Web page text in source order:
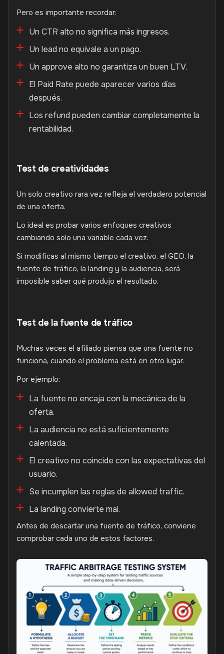
Pero es importante recordar:
Un CTR alto no significa más ingresos.
Un lead no equivale a un pago.
Un approve alto no garantiza un buen LTV.
El Paid Rate puede aparecer varios días
después.
Los refund pueden cambiar completamente la
rentabilidad.
Test de creatividades
Un solo creativo rara vez refleja el verdadero potencial
de una oferta.
Lo ideal es probar varios enfoques creativos
cambiando solo una variable cada vez.
Si modificas al mismo tiempo el creativo, el GEO, la
fuente de tráfico, la landing y la audiencia, será
imposible saber qué produjo el resultado.
Test de la fuente de tráfico
Muchas veces el afiliado piensa que una fuente no
funciona, cuando el problema está en otro lugar.
Por ejemplo:
La fuente no encaja con la mecánica de la
oferta.
La audiencia no está suficientemente
calentada.
El creativo no coincide con las expectativas del
usuario.
Se incumplen las reglas de allowed traffic.
La landing convierte mal.
Antes de descartar una fuente de tráfico, conviene
comprobar cada uno de estos factores.